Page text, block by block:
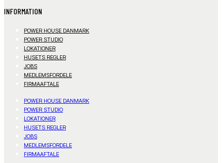
INFORMATION
POWER HOUSE DANMARK
POWER STUDIO
LOKATIONER
HUSETS REGLER
JOBS
MEDLEMSFORDELE
FIRMAAFTALE
POWER HOUSE DANMARK
POWER STUDIO
LOKATIONER
HUSETS REGLER
JOBS
MEDLEMSFORDELE
FIRMAAFTALE